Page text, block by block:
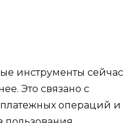
инструменты сейчас
Это связано с
операций и